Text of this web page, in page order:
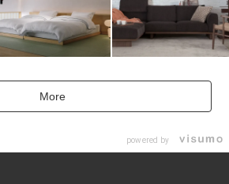
More
powered by